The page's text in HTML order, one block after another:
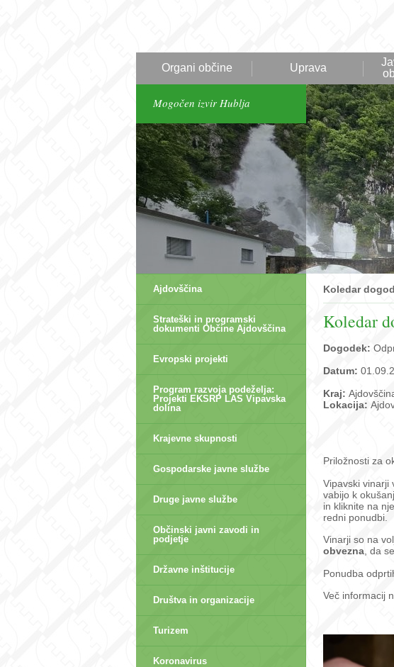
Organi občine Uprava
Mogočen izvir Hublja
Ajdovščina
Strateški in programski
dokumenti Občine Ajdovščina
Evropski projekti
Program razvoja podeželja:
Projekti EKSRP LAS Vipavska
dolina
Krajevne skupnosti
Gospodarske javne službe
Druge javne službe
Občinski javni zavodi in
podjetje
Državne inštitucije
Društva in organizacije
Turizem
Koronavirus
Koledar
Koledar
Dogodek:
Datum:
Kraj:
Lokacija:
Priložnosti za
Vipavski vinarji
vabijo k
in kliknite na
redni ponudbi.
Vinarji so na
obvezna , da
Ponudba
Več informacij